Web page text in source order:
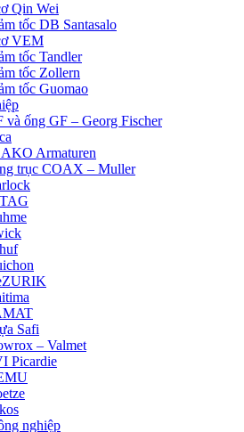
Qin Wei
tốc DB Santasalo
VEM
tốc Tandler
tốc Zollern
tốc Guomao
và ống GF – Georg Fischer
AKO Armaturen
trục COAX – Muller
Safi
– Valmet
Picardie
nghiệp